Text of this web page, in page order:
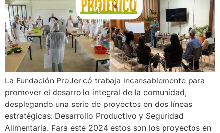
La Fundación ProJericó trabaja incansablemente para
promover el desarrollo integral de la comunidad,
desplegando una serie de proyectos en dos líneas
estratégicas: Desarrollo Productivo y Seguridad
Alimentaria. Para este 2024 estos son los proyectos en